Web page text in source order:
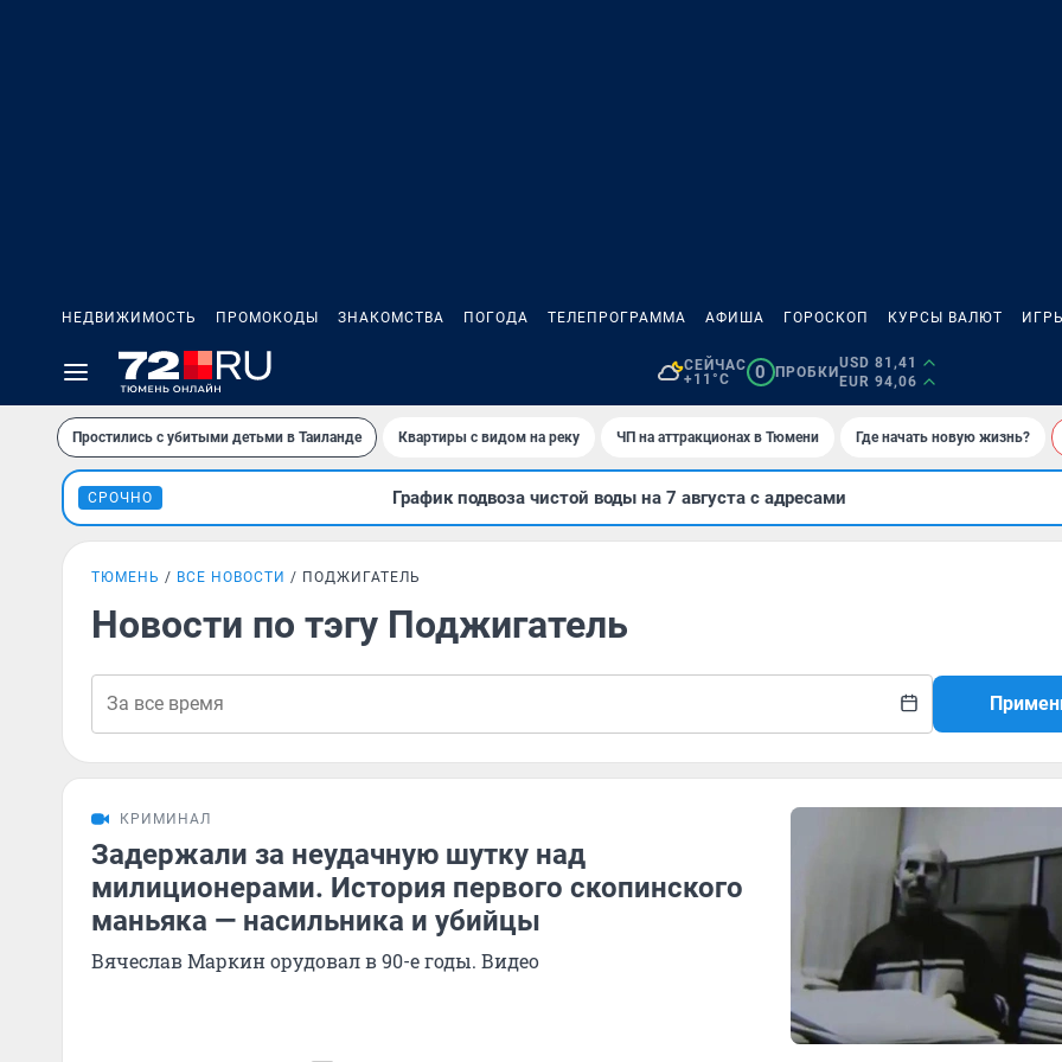
НЕДВИЖИМОСТЬ ПРОМОКОДЫ ЗНАКОМСТВА ПОГОДА ТЕЛЕПРОГРАММА АФИША ГОРОСКОП КУРСЫ ВАЛЮТ
СЕЙЧАС
+11°C
0 ПРОБКИ
USD 81,41
EUR 94,06
Простились с убитыми детьми в Таиланде Квартиры с видом на реку ЧП на аттракционах в Тюмени Где начать новую жизнь?
СРОЧНО График подвоза чистой воды на 7 августа с адресами
ТЮМЕНЬ ВСЕ НОВОСТИ ПОДЖИГАТЕЛЬ
Новости по тэгу Поджигатель
КРИМИНАЛ
Задержали за неудачную шутку над
милиционерами. История первого скопинского
маньяка — насильника и убийцы
Вячеслав Маркин орудовал в 90-е годы. Видео